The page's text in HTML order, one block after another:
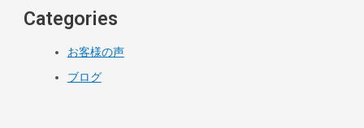
Categories
お客様の声
ブログ